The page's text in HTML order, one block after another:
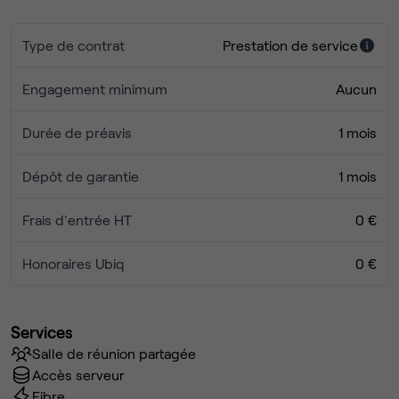
détente.
Type de contrat Prestation de service
Engagement minimum Aucun
Durée de préavis 1 mois
Dépôt de garantie 1 mois
Frais d'entrée HT 0 €
Honoraires Ubiq 0 €
Services
Salle de réunion partagée
Accès serveur